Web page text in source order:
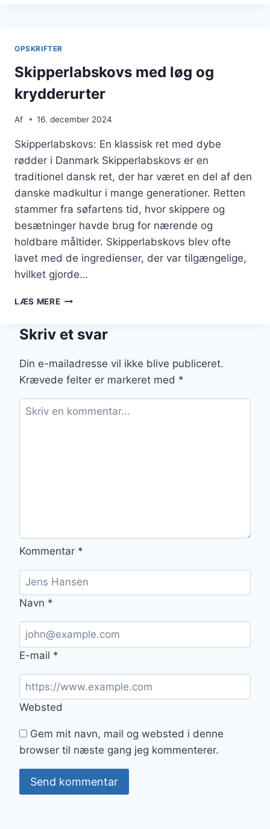
OPSKRIFTER
Skipperlabskovs med løg og
krydderurter
Af 16. december 2024
Skipperlabskovs: En klassisk ret med dybe
rødder i Danmark Skipperlabskovs er en
traditionel dansk ret, der har været en del af den
danske madkultur i mange generationer. Retten
stammer fra søfartens tid, hvor skippere og
besætninger havde brug for nærende og
holdbare måltider. Skipperlabskovs blev ofte
lavet med de ingredienser, der var tilgængelige,
hvilket gjorde…
LÆS MERESKIPPERLABSKOVS
OG
Skriv et svar
Din e-mailadresse vil ikke blive publiceret.
Krævede felter er markeret med *
Kommentar *
Navn *
E-mail *
Websted
Gem mit navn, mail og websted i denne
browser til næste gang jeg kommenterer.